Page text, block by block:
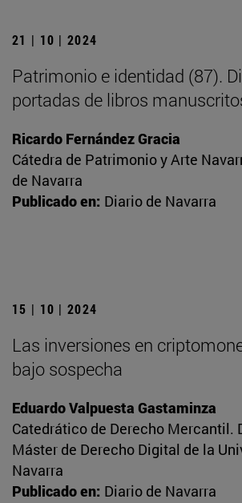
21 | 10 | 2024
Patrimonio e identidad (87).
portadas de libros
Ricardo Fernández Gracia
Cátedra de Patrimonio y Arte
de Navarra
Publicado en: Diario de Navarra
15 | 10 | 2024
Las inversiones en
bajo sospecha
Eduardo Valpuesta Gastaminza
Catedrático de Derecho Mercantil.
Máster de Derecho Digital de la
Navarra
Publicado en: Diario de Navarra